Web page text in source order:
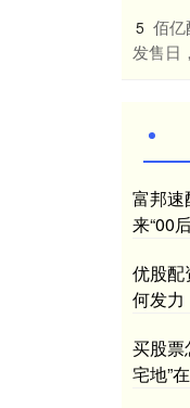
5 佰亿
发售日
富邦速
来“00
优股配
何发力
买股票
宅地”